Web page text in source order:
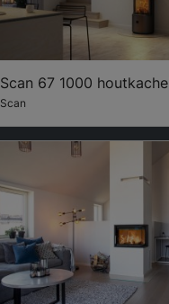
Scan 67 1000
Scan